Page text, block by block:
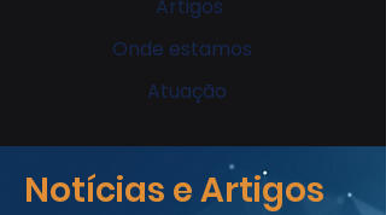
Atuação
Artigos
Onde estamos
Notícias e Artigos